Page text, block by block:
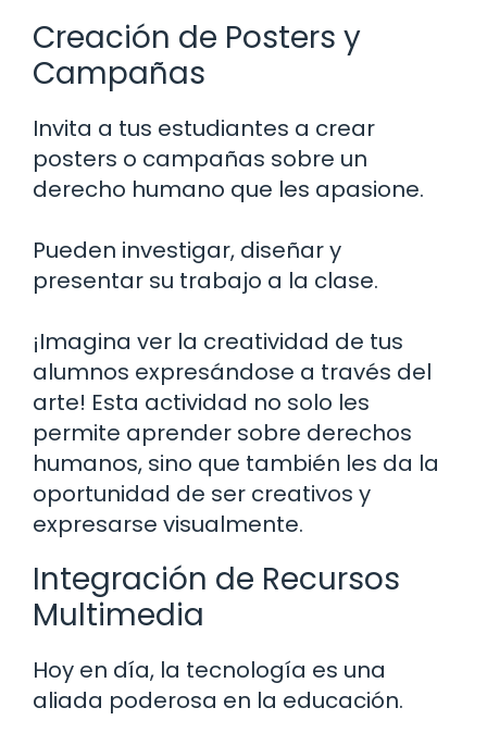
Creación de Posters y
Campañas
Invita a tus estudiantes a crear
posters o campañas sobre un
derecho humano que les apasione.
Pueden investigar, diseñar y
presentar su trabajo a la clase.
¡Imagina ver la creatividad de tus
alumnos expresándose a través del
arte! Esta actividad no solo les
permite aprender sobre derechos
humanos, sino que también les da la
oportunidad de ser creativos y
expresarse visualmente.
Integración de Recursos
Multimedia
Hoy en día, la tecnología es una
aliada poderosa en la educación.